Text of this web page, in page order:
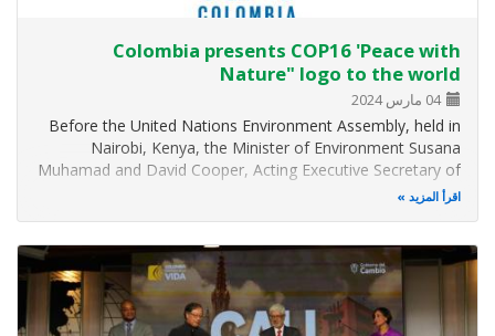
Colombia presents COP16 'Peace with
Nature" logo to the world
04 مارس 2024
Before the United Nations Environment Assembly, held in
Nairobi, Kenya, the Minister of Environment Susana
Muhamad and David Cooper, Acting Executive Secretary of
the UN Convention on Biological Diversity (CBD),
اقرأ المزيد